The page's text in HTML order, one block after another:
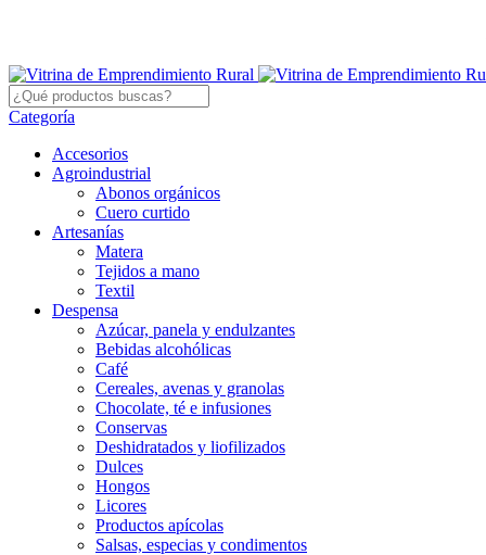
Categoría
Accesorios
Agroindustrial
Abonos orgánicos
Cuero curtido
Artesanías
Matera
Tejidos a mano
Textil
Despensa
Azúcar, panela y endulzantes
Bebidas alcohólicas
Café
Cereales, avenas y granolas
Chocolate, té e infusiones
Conservas
Deshidratados y liofilizados
Dulces
Hongos
Licores
Productos apícolas
Salsas, especias y condimentos